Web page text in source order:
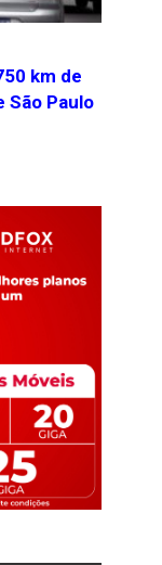
km de
São Paulo